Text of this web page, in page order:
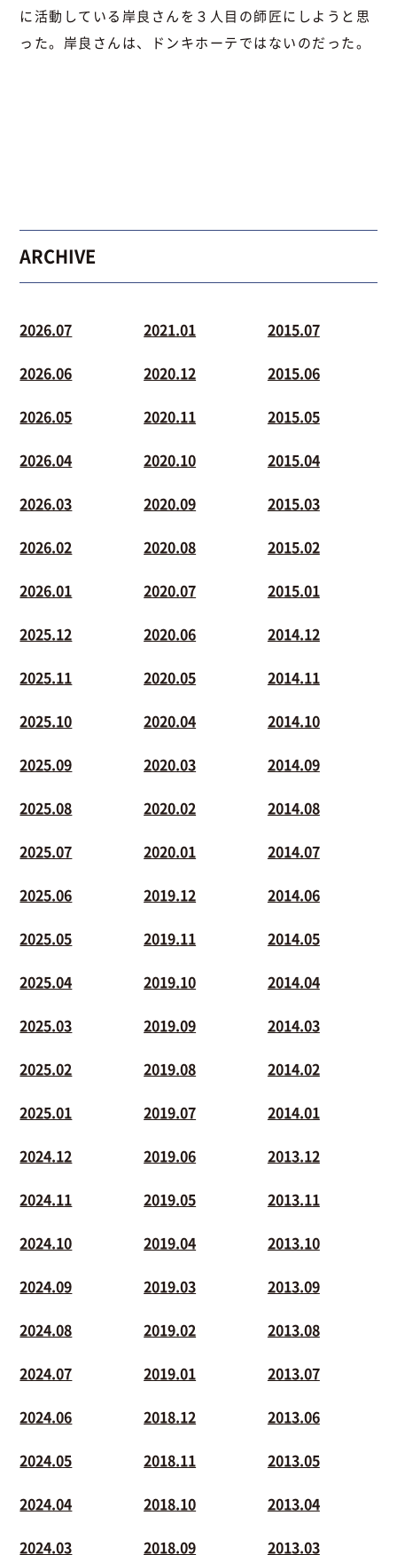
に活動している岸良さんを３人目の師匠にしようと思
った。岸良さんは、ドンキホーテではないのだった。
ARCHIVE
2026.07
2026.06
2026.05
2026.04
2026.03
2026.02
2026.01
2025.12
2025.11
2025.10
2025.09
2025.08
2025.07
2025.06
2025.05
2025.04
2025.03
2025.02
2025.01
2024.12
2024.11
2024.10
2024.09
2024.08
2024.07
2024.06
2024.05
2024.04
2024.03
2021.01
2020.12
2020.11
2020.10
2020.09
2020.08
2020.07
2020.06
2020.05
2020.04
2020.03
2020.02
2020.01
2019.12
2019.11
2019.10
2019.09
2019.08
2019.07
2019.06
2019.05
2019.04
2019.03
2019.02
2019.01
2018.12
2018.11
2018.10
2018.09
2015.07
2015.06
2015.05
2015.04
2015.03
2015.02
2015.01
2014.12
2014.11
2014.10
2014.09
2014.08
2014.07
2014.06
2014.05
2014.04
2014.03
2014.02
2014.01
2013.12
2013.11
2013.10
2013.09
2013.08
2013.07
2013.06
2013.05
2013.04
2013.03